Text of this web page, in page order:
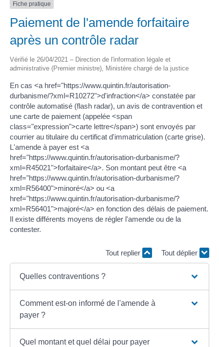
Fiche pratique
Paiement de l'amende forfaitaire
après un contrôle radar
Vérifié le 26/04/2021 – Direction de l'information légale et
administrative (Premier ministre), Ministère chargé de la justice
En cas <a href="https://www.quintin.fr/autorisation-
durbanisme/?xml=R10272">d'infraction</a> constatée par
contrôle automatisé (flash radar), un avis de contravention et
une carte de paiement (appelée <span
class="expression">carte lettre</span>) sont envoyés par
courrier au titulaire du certificat d'immatriculation (carte grise).
L'amende à payer est <a
href="https://www.quintin.fr/autorisation-durbanisme/?
xml=R45021">forfaitaire</a>. Son montant peut être <a
href="https://www.quintin.fr/autorisation-durbanisme/?
xml=R56400">minoré</a> ou <a
href="https://www.quintin.fr/autorisation-durbanisme/?
xml=R56401">majoré</a> en fonction des délais de paiement.
Il existe différents moyens de régler l'amende ou de la
contester.
Tout replier Tout déplier
Quelles contraventions ?
Comment est-on informé de l'amende à
payer ?
Quel montant et quel délai pour payer